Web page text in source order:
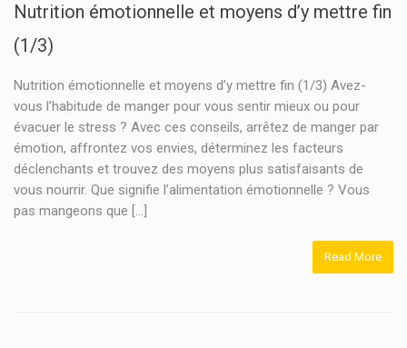
Nutrition émotionnelle et moyens d’y mettre fin
(1/3)
Nutrition émotionnelle et moyens d’y mettre fin (1/3) Avez-
vous l’habitude de manger pour vous sentir mieux ou pour
évacuer le stress ? Avec ces conseils, arrêtez de manger par
émotion, affrontez vos envies, déterminez les facteurs
déclenchants et trouvez des moyens plus satisfaisants de
vous nourrir. Que signifie l’alimentation émotionnelle ? Vous
pas mangeons que […]
Read More